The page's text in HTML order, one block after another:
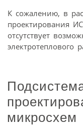
К сожалению, в
проектирования
отсутствует
электротеплового
микросхем